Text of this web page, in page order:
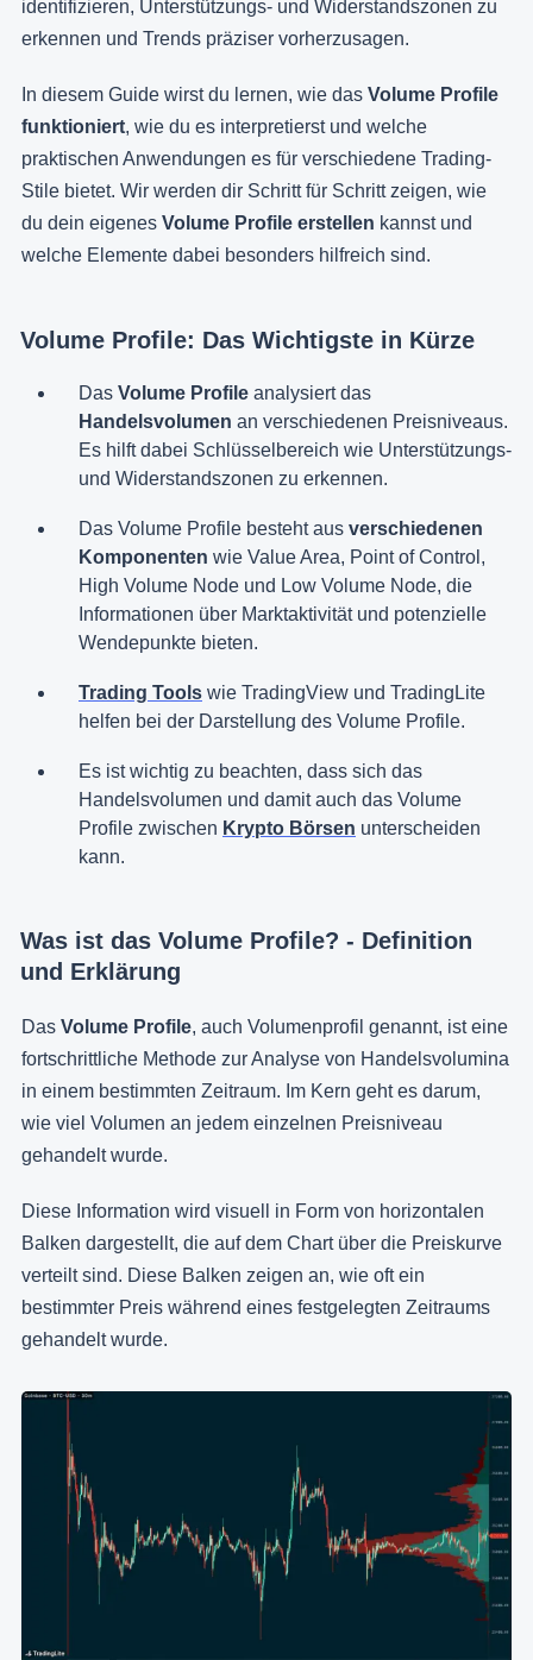
identifizieren, Unterstützungs- und Widerstandszonen zu
erkennen und Trends präziser vorherzusagen.
In diesem Guide wirst du lernen, wie das Volume Profile
funktioniert, wie du es interpretierst und welche
praktischen Anwendungen es für verschiedene Trading-
Stile bietet. Wir werden dir Schritt für Schritt zeigen, wie
du dein eigenes Volume Profile erstellen kannst und
welche Elemente dabei besonders hilfreich sind.
Volume Profile: Das Wichtigste in Kürze
Das Volume Profile analysiert das
Handelsvolumen an verschiedenen Preisniveaus.
Es hilft dabei Schlüsselbereich wie Unterstützungs-
und Widerstandszonen zu erkennen.
Das Volume Profile besteht aus verschiedenen
Komponenten wie Value Area, Point of Control,
High Volume Node und Low Volume Node, die
Informationen über Marktaktivität und potenzielle
Wendepunkte bieten.
Trading Tools wie TradingView und TradingLite
helfen bei der Darstellung des Volume Profile.
Es ist wichtig zu beachten, dass sich das
Handelsvolumen und damit auch das Volume
Profile zwischen Krypto Börsen unterscheiden
kann.
Was ist das Volume Profile? - Definition
und Erklärung
Das Volume Profile, auch Volumenprofil genannt, ist eine
fortschrittliche Methode zur Analyse von Handelsvolumina
in einem bestimmten Zeitraum. Im Kern geht es darum,
wie viel Volumen an jedem einzelnen Preisniveau
gehandelt wurde.
Diese Information wird visuell in Form von horizontalen
Balken dargestellt, die auf dem Chart über die Preiskurve
verteilt sind. Diese Balken zeigen an, wie oft ein
bestimmter Preis während eines festgelegten Zeitraums
gehandelt wurde.